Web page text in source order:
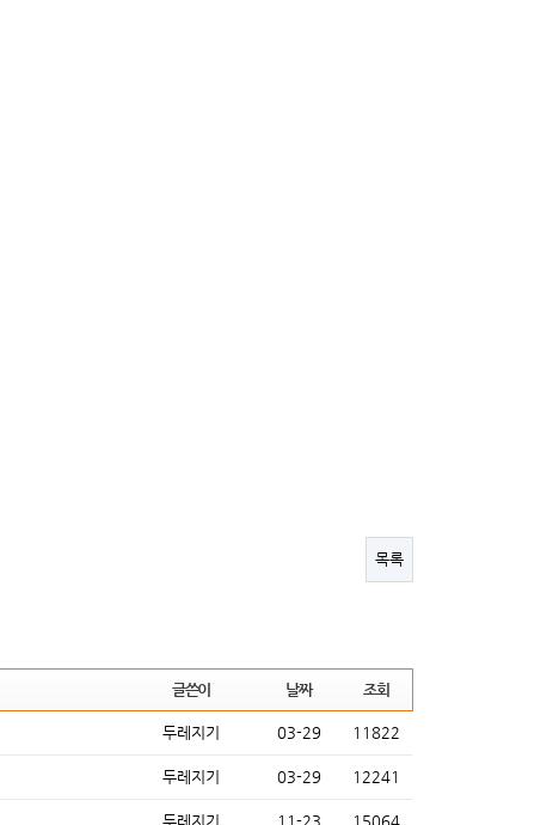
목록
글쓴이 날짜 조회
두레지기 03-29 11822
두레지기 03-29 12241
두레지기 11-23 15064